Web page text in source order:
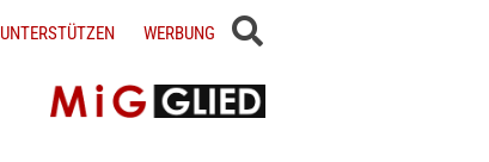
UNTERSTÜTZEN WERBUNG